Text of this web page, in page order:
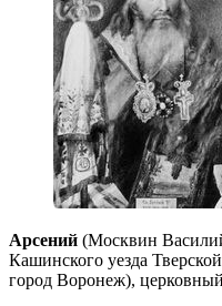
Арсений (Москвин
Кашинского уезда
город Воронеж), церковный